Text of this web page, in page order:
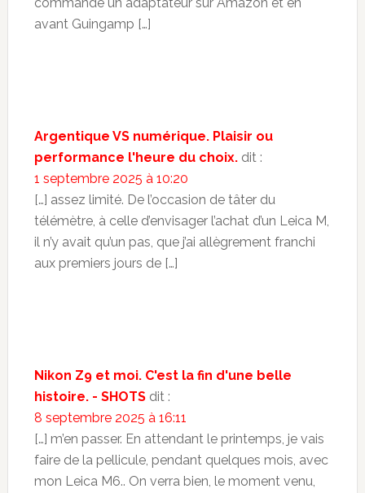
avant Guingamp […]
Argentique VS numérique. Plaisir ou
performance l'heure du choix. dit :
1 septembre 2025 à 10:20
[…] assez limité. De l’occasion de tâter du
télémètre, à celle d’envisager l’achat d’un Leica M,
il n’y avait qu’un pas, que j’ai allègrement franchi
aux premiers jours de […]
Nikon Z9 et moi. C'est la fin d'une belle
histoire. - SHOTS dit :
8 septembre 2025 à 16:11
[…] m’en passer. En attendant le printemps, je vais
faire de la pellicule, pendant quelques mois, avec
mon Leica M6.. On verra bien, le moment venu,